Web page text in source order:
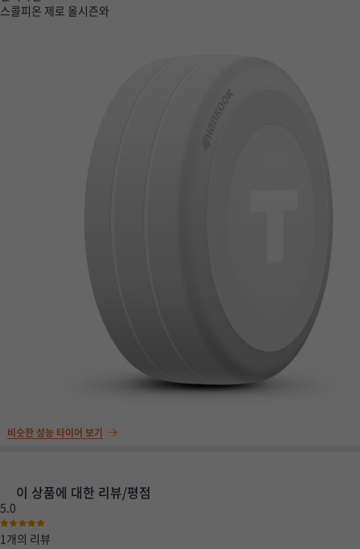
스콜피온 제로 올시즌와
비슷한 성능 타이어 보기
이 상품에 대한 리뷰/평점
5.0
1개의 리뷰